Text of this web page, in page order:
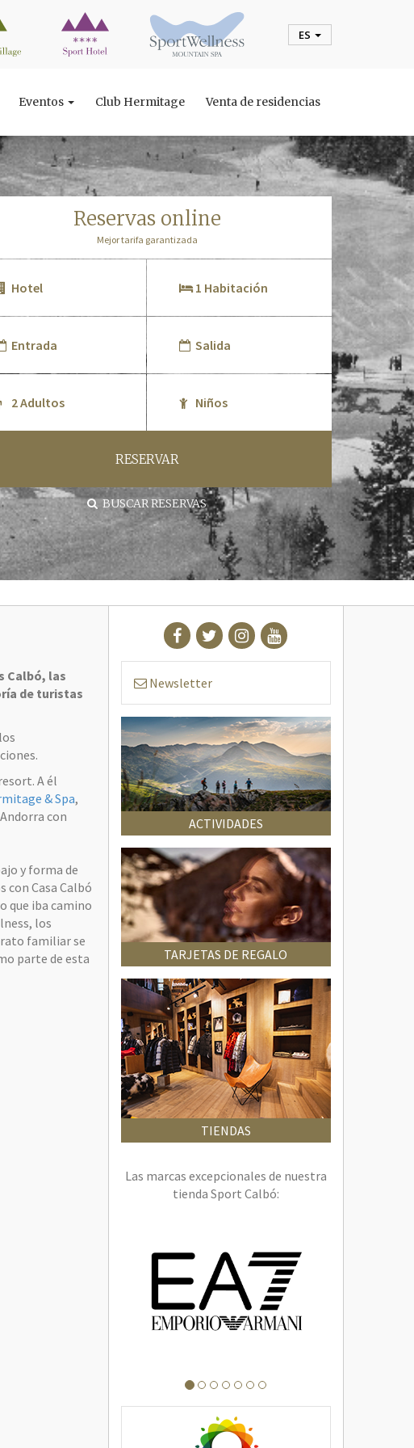
ES
Eventos Club Hermitage Venta de residencias
reservas online
Mejor tarifa garantizada
RESERVAR
BUSCAR RESERVAS
Calbó, las
de turistas
A él
& Spa,
con
y forma de
con Casa Calbó
que iba camino
los
familiar se
parte de esta
Newsletter
ACTIVIDADES
TARJETAS DE REGALO
TIENDAS
Las marcas excepcionales de nuestra
tienda Sport Calbó: